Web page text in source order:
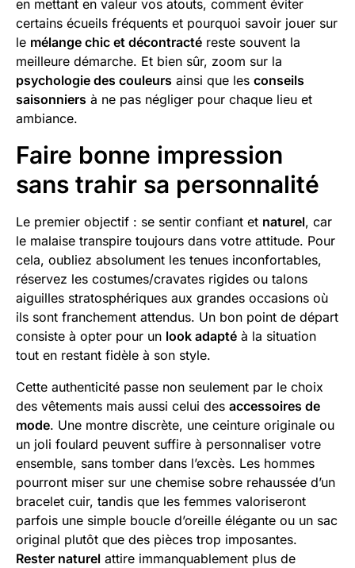
en mettant en valeur vos atouts, comment éviter
certains écueils fréquents et pourquoi savoir jouer sur
le mélange chic et décontracté reste souvent la
meilleure démarche. Et bien sûr, zoom sur la
psychologie des couleurs ainsi que les conseils
saisonniers à ne pas négliger pour chaque lieu et
ambiance.
Faire bonne impression
sans trahir sa personnalité
Le premier objectif : se sentir confiant et naturel, car
le malaise transpire toujours dans votre attitude. Pour
cela, oubliez absolument les tenues inconfortables,
réservez les costumes/cravates rigides ou talons
aiguilles stratosphériques aux grandes occasions où
ils sont franchement attendus. Un bon point de départ
consiste à opter pour un look adapté à la situation
tout en restant fidèle à son style.
Cette authenticité passe non seulement par le choix
des vêtements mais aussi celui des accessoires de
mode. Une montre discrète, une ceinture originale ou
un joli foulard peuvent suffire à personnaliser votre
ensemble, sans tomber dans l’excès. Les hommes
pourront miser sur une chemise sobre rehaussée d’un
bracelet cuir, tandis que les femmes valoriseront
parfois une simple boucle d’oreille élégante ou un sac
original plutôt que des pièces trop imposantes.
Rester naturel attire immanquablement plus de